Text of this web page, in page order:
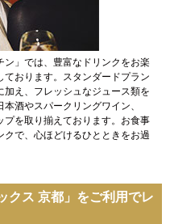
ン」では、豊富なドリンクをお楽
ております。スタンダードプラン
え、フレッシュなジュース類を
酒やスパークリングワイン、
を取り揃えております。お食事
クで、心ほどけるひとときをお過
クス 京都」をご利用でレ